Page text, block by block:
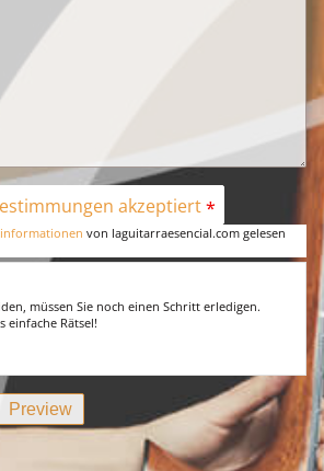
akzeptiert
von laguitarraesencial.com gelesen
müssen Sie noch einen Schritt erledigen.
einfache Rätsel!